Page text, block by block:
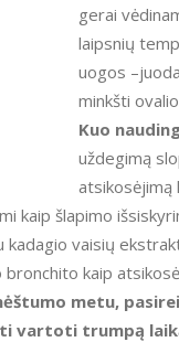
gerai
laipsnių
uogos
minkšti
Kuo
uždegimą
atsikosėjimą
kaip šlapimo
vaisių
kaip
metu,
vartoti trumpą